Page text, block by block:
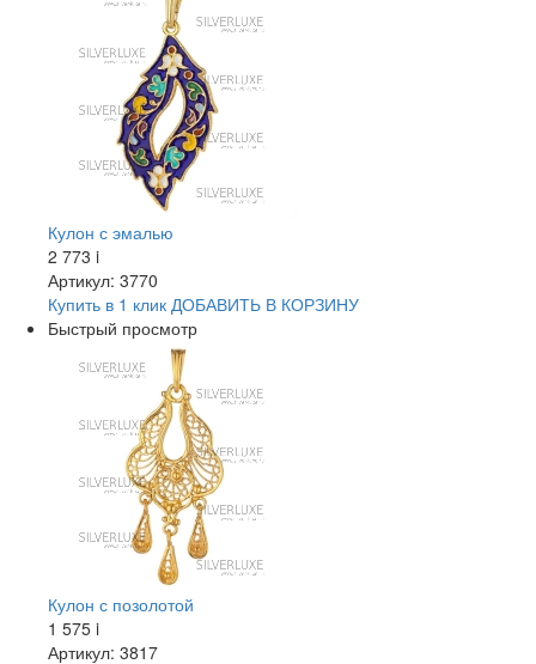
Кулон с эмалью
2 773 i
Артикул: 3770
Купить в 1 клик ДОБАВИТЬ В КОРЗИНУ
Быстрый просмотр
Кулон с позолотой
1 575 i
Артикул: 3817